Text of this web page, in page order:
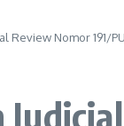
Review Nomor 191/